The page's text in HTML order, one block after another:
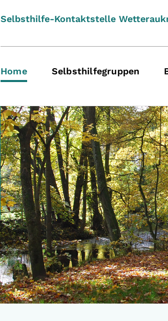
Selbsthilfe-Kontaktstelle
Home(current)Selbsthilfegruppen